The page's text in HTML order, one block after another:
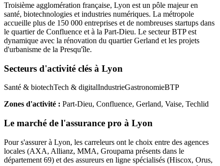
Troisième agglomération française, Lyon est un pôle majeur en
santé, biotechnologies et industries numériques. La métropole
accueille plus de 150 000 entreprises et de nombreuses startups dans
le quartier de Confluence et à la Part-Dieu. Le secteur BTP est
dynamique avec la rénovation du quartier Gerland et les projets
d'urbanisme de la Presqu'île.
Secteurs d'activité clés à Lyon
Santé & biotechTech & digitalIndustrieGastronomieBTP
Zones d'activité : Part-Dieu, Confluence, Gerland, Vaise, Techlid
Le marché de l'assurance pro à Lyon
Pour s'assurer à Lyon, les carreleurs ont le choix entre des agences
locales (AXA, Allianz, MMA, Groupama présents dans le
département 69) et des assureurs en ligne spécialisés (Hiscox, Orus,